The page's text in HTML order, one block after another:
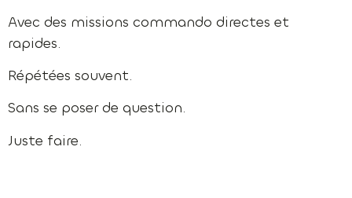
Avec des missions commando directes et
rapides.
Répétées souvent.
Sans se poser de question.
Juste faire.